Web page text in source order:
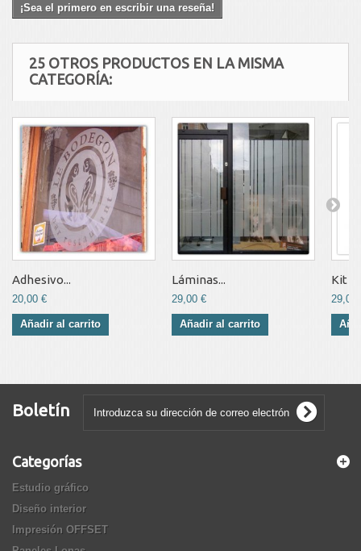
¡Sea el primero en escribir una reseña!
25 OTROS PRODUCTOS EN LA MISMA
CATEGORÍA:
Adhesivo...
20,00 €
Añadir al carrito
Láminas...
29,00 €
Añadir al carrito
Kit
29,00
Boletín
Categorías
Estudio gráfico
Diseño interior
Impresión OFFSET